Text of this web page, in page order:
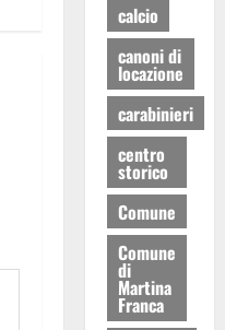
calcio
canoni di
locazione
carabinieri
centro
storico
Comune
Comune
di
Martina
Franca